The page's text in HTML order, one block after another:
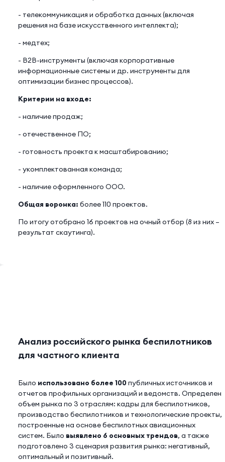
- телекоммуникация и обработка данных (включая
решения на базе искусственного интеллекта);
- медтех;
- B2B-инструменты (включая корпоративные
информационные системы и др. инструменты для
оптимизации бизнес процессов).
Критерии на входе:
- наличие продаж;
- отечественное ПО;
- готовность проекта к масштабированию;
- укомплектованная команда;
- наличие оформленного ООО.
Общая воронка: более 110 проектов.
По итогу отобрано 16 проектов на очный отбор (8 из них –
результат скаутинга).
Анализ российского рынка беспилотников
для частного клиента
Было использовано более 100публичных источников и
отчетов профильных организаций и ведомств. Определен
объем рынка по 3 отраслям: кадры для беспилотников,
производство беспилотников и технологические проекты,
построенные на основе беспилотных авиационных
систем. Было выявлено 6 основных трендов, а также
подготовлено 3 сценария развития рынка: негативный,
оптимальный и позитивный.